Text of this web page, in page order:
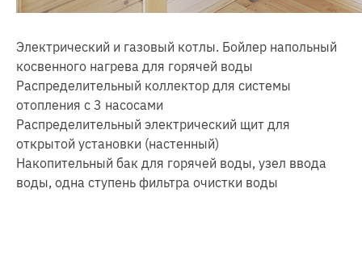
Электрический и газовый котлы. Бойлер напольный
косвенного нагрева для горячей воды
Распределительный коллектор для системы
отопления с 3 насосами
Распределительный электрический щит для
открытой установки (настенный)
Накопительный бак для горячей воды, узел ввода
воды, одна ступень фильтра очистки воды